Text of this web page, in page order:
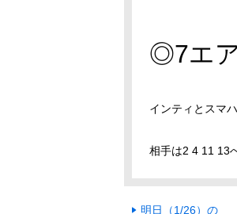
◎7エ
インティとスマ
相手は2 4 11 13
明日（1/26）の